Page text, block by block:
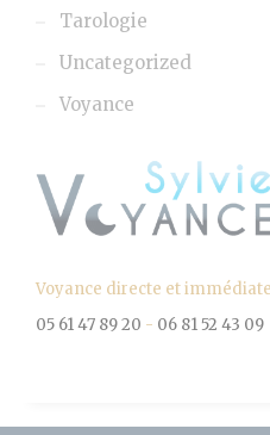
Tarologie
Uncategorized
Voyance
Voyance directe et
05 61 47 89 20 - 06 81 52 43 09